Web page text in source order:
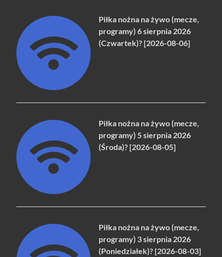
Piłka nożna na żywo (mecze,
programy) 6 sierpnia 2026
(Czwartek)? [2026-08-06]
Piłka nożna na żywo (mecze,
programy) 5 sierpnia 2026
(Środa)? [2026-08-05]
Piłka nożna na żywo (mecze,
programy) 3 sierpnia 2026
(Poniedziałek)? [2026-08-03]